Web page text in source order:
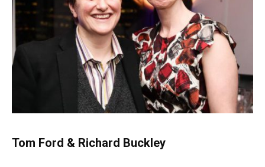
Tom Ford & Richard Buckley